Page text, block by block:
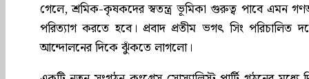
গেলে, শ্রমিক-কৃষকদের স্বতন্ত্র ভূমিকা গুরুত্ব পাবে এমন
পরিত্যাগ করতে হবে। প্রবাদ প্রতীম ভগৎ সিং পরিচালিত
আন্দোলনের দিকে ঝুঁকতে লাগলো।